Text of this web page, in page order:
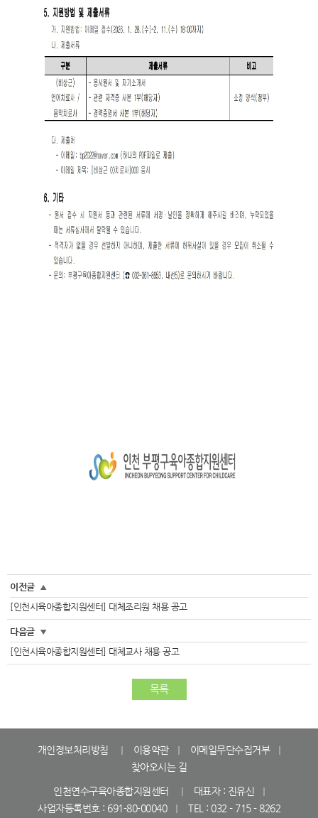
이전글 ▲
[인천시육아종합지원센터] 대체조리원 채용 공고
다음글 ▼
[인천시육아종합지원센터] 대체교사 채용 공고
목록
개인정보처리방침 이용약관
이메일무단수집거부
찾아오시는 길
인천연수구육아종합지원센터
대표자 : 진유신
사업자등록번호 : 691-80-00040
TEL : 032 - 715 - 8262